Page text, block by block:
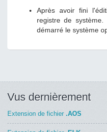
Après avoir fini
registre de
démarré le système
Vus dernièrement
Extension de fichier .AOS